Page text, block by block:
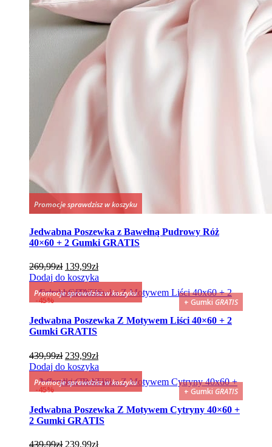
Promocje sprawdzisz w koszyku
Jedwabna Poszewka z Bawełną Pudrowy Róż
40×60 + 2 Gumki GRATIS
269,99zł Pierwotna
cena
wynosiła:
269,99zł.
139,99złAktualna
cena
wynosi:
139,99zł.
Dodaj do koszyka
45%
Promocje sprawdzisz w koszyku
+ Gumki GRATIS
Jedwabna Poszewka Z Motywem Liści 40×60 + 2
Gumki GRATIS
439,99zł Pierwotna
cena
wynosiła:
439,99zł.
239,99złAktualna
cena
wynosi:
239,99zł.
Dodaj do koszyka
45%
Promocje sprawdzisz w koszyku
+ Gumki GRATIS
Jedwabna Poszewka Z Motywem Cytryny 40×60 +
2 Gumki GRATIS
439,99zł Pierwotna
239,99złAktualna